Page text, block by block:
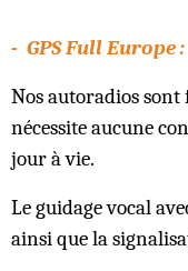
- GPS Full Europe :
Nos autoradios sont
nécessite aucune
jour à vie.
Le guidage vocal
ainsi que la